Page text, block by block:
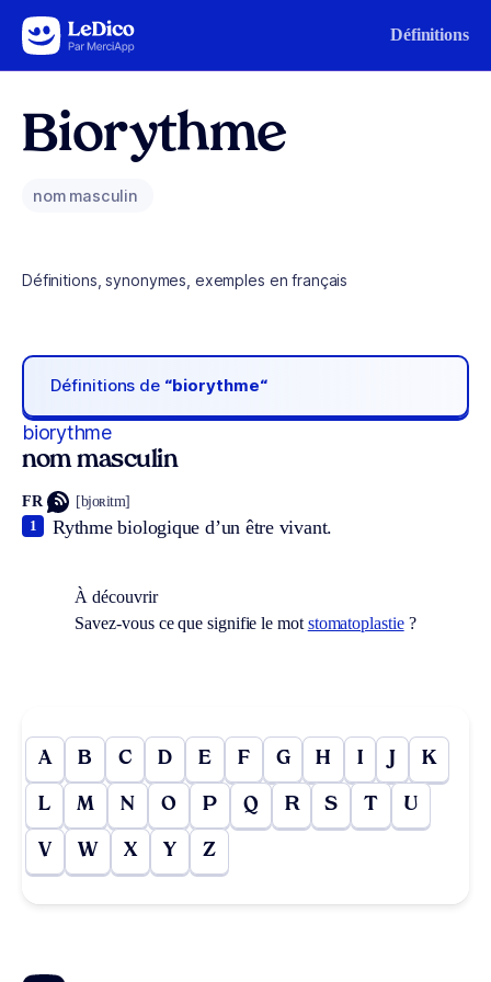
Aller au contenu Définitions
Biorythme
nom masculin
Définitions, synonymes, exemples en français
Définitions de “biorythme“
biorythme
nom masculin
FR [bjoʀitm]
Rythme biologique d’un être vivant.
1
À découvrir
Savez-vous ce que signifie le mot stomatoplastie?
A B C D E F G H I J K
L M N O P Q R S T U
V W X Y Z